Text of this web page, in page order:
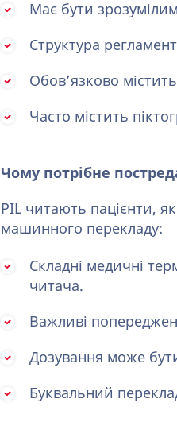
Має бути
Структура
Обов’язково
Часто містить
Чому потрібне
PIL читають пацієнти,
машинного перекладу:
Складні медичні
читача.
Важливі
Дозування може
Буквальний